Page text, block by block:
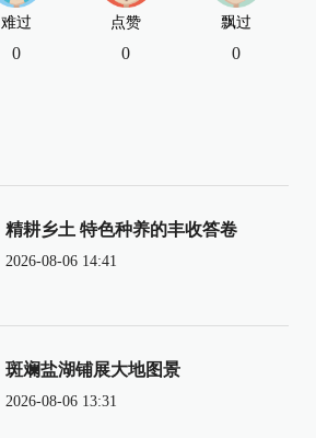
难过
0
点赞
0
飘过
0
精耕乡土 特色种养的丰收答卷
2026-08-06 14:41
斑斓盐湖铺展大地图景
2026-08-06 13:31